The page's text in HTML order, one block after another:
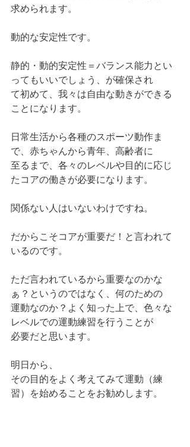
求められます。
動的な安定性です。
静的・動的安定性＝バランス能力とい
ってもいいでしょう、が確保され
て初めて、我々は自由な動きができる
ことになります。
日常生活から各種のスポーツ動作ま
で、赤ちゃんから青年、高齢者に
至るまで、各々のレベルや目的に応じ
たコアの働きが必要になります。
関係ない人はいないわけですね。
だからこそコアが重要だ！と言われて
いるのです。
ただ言われているから重要なのかな
ぁ？というのではなく、何のための
運動なのか？よく知った上で、色々な
レベルでの運動練習を行うことが
必要だと思います。
明日から、
その目的をよく考えてみて運動（練
習）を始めることをお勧めします。